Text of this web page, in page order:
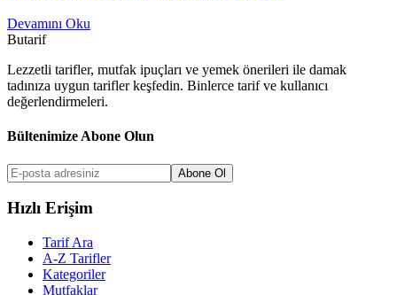
Devamını Oku
Butarif
Lezzetli tarifler, mutfak ipuçları ve yemek önerileri ile damak
tadınıza uygun tarifler keşfedin. Binlerce tarif ve kullanıcı
değerlendirmeleri.
Bültenimize Abone Olun
Abone Ol
Hızlı Erişim
Tarif Ara
A-Z Tarifler
Kategoriler
Mutfaklar